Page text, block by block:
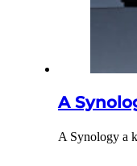
A
A Synology a